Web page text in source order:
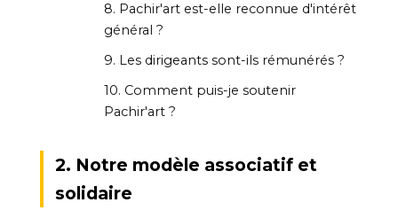
8. Pachir'art est-elle reconnue d'intérêt
général ?
9. Les dirigeants sont-ils rémunérés ?
10. Comment puis-je soutenir
Pachir'art ?
2. Notre modèle associatif et
solidaire